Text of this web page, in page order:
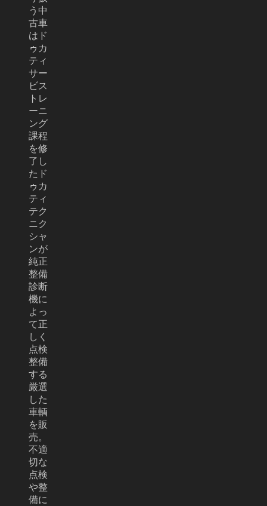
う中
古車
はド
ゥカ
ティ
サー
ビス
トレ
ーニ
ング
課程
を修
了し
たド
ゥカ
ティ
テク
ニク
シャ
ンが
純正
整備
診断
機に
よっ
て正
しく
点検
整備
する
厳選
した
車輌
を販
売。
不適
切な
点検
や整
備に